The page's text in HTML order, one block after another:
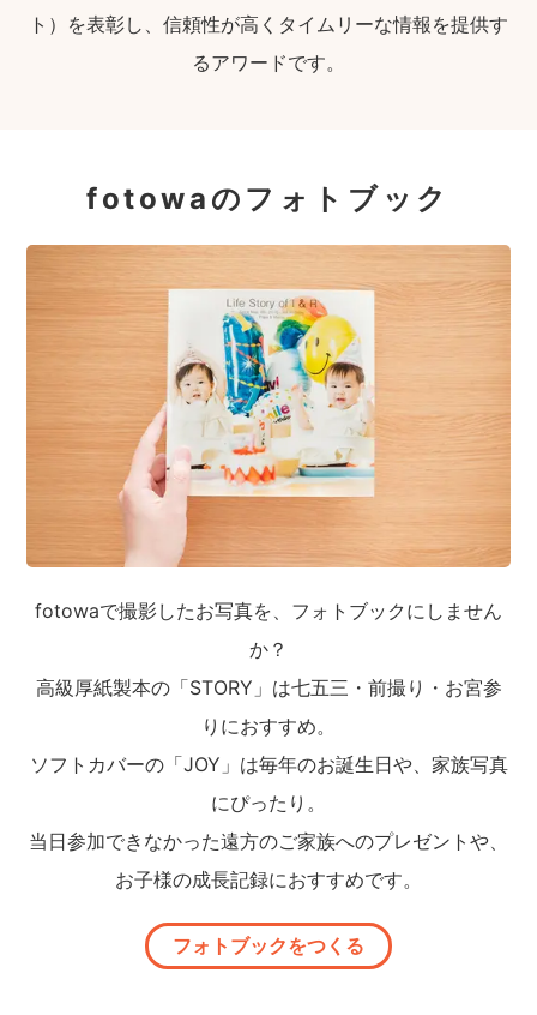
ト）を表彰し、信頼性が高くタイムリーな情報を提供す
るアワードです。
fotowaのフォトブック
fotowaで撮影したお写真を、フォトブックにしません
か？
高級厚紙製本の「STORY」は七五三・前撮り・お宮参
りにおすすめ。
ソフトカバーの「JOY」は毎年のお誕生日や、家族写真
にぴったり。
当日参加できなかった遠方のご家族へのプレゼントや、
お子様の成長記録におすすめです。
フォトブックをつくる